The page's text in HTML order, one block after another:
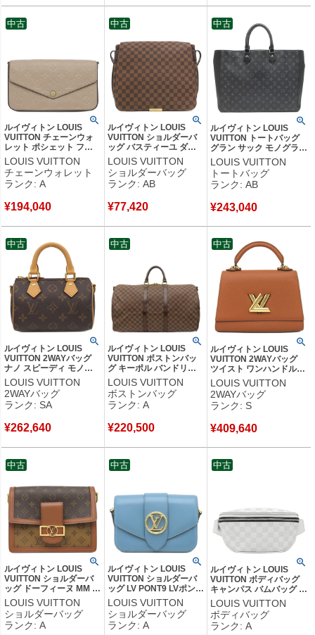
ルイヴィトン LOUIS
VUITTON チェーンウォ
レット ポシェット フェ
リシー モノグラムアンプ
ラント トゥルトレール
ゴールド金具 ショルダー
M82609 RFID 【中古】
LOUIS VUITTON
チェーンウォレット
ランク: A
¥194,040
中古
ルイヴィトン LOUIS
VUITTON ショルダーバ
ッグ バスティーユ ダミ
エキャンバス ダミエエベ
ヌ ゴールド金具 茶
N45258 SP0012 【中
古】中古品
LOUIS VUITTON
ショルダーバッグ
ランク: AB
¥77,420
中古
ルイヴィトン LOUIS
VUITTON トートバッグ
グラン サック モノグラム
エクリプス モノグラムエ
クリプス シルバー金具
M44733 RFID 【中古】
中古品
LOUIS VUITTON
トートバッグ
ランク: AB
¥243,040
中古
ルイヴィトン LOUIS
VUITTON 2WAYバッグ
ナノ スピーディ モノグ
ラムキャンバス モノグラ
ム ゴールド金具 ショル
ダー ハンドバッグ 茶
M81085 TY2233 【中
LOUIS VUITTON
2WAYバッグ
ランク: SA
¥262,640
中古
ルイヴィトン LOUIS
VUITTON ボストンバッ
グ キーポル バンドリエ
ール 55 ダミエキャンバ
ス ダミエエベヌ ゴール
ド金具 茶 付属品欠品
N41414 MB3180 【中
LOUIS VUITTON
ボストンバッグ
ランク: A
¥220,500
中古
ルイヴィトン LOUIS
VUITTON 2WAYバッグ
ツイスト ワンハンドル
PM レザー トリヨンレザ
ー キャラメル×ブルーエ
ゴールド金具 ハンドバッ
グ バイカラー M57897
古】未使用保管品
LOUIS VUITTON
2WAYバッグ
ランク: S
¥409,640
中古
ルイヴィトン LOUIS
VUITTON ショルダーバ
ッグ ドーフィーヌ MM モ
ノグラムキャンバス モノ
グラムリバースキャンバ
ス ブラウン×ベージュ ゴ
ールド金具 茶 チェーン
LOUIS VUITTON
ショルダーバッグ
ランク: A
中古
ルイヴィトン LOUIS
VUITTON ショルダーバ
ッグ LV PONT9 LVポンヌ
フ カーフ ブルー ゴール
ド金具 青 赤 バイカラー
LVサークル ショルダー
M55947 FN3210 【中
LOUIS VUITTON
ショルダーバッグ
ランク: A
中古
ルイヴィトン LOUIS
VUITTON ボディバッグ
キャンパス バムバッグ ダ
ミエキャンバス ダミエア
ンフィニ ブロン マットシ
ルバー金具 ウエストバッ
グ N40326 CA5109 【中
LOUIS VUITTON
ボディバッグ
ランク: A
中古